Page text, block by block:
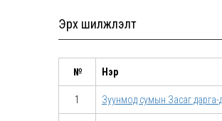
Эрх шилжүүлэлт
№ Нэр
1 Зуунмод сумын Засаг